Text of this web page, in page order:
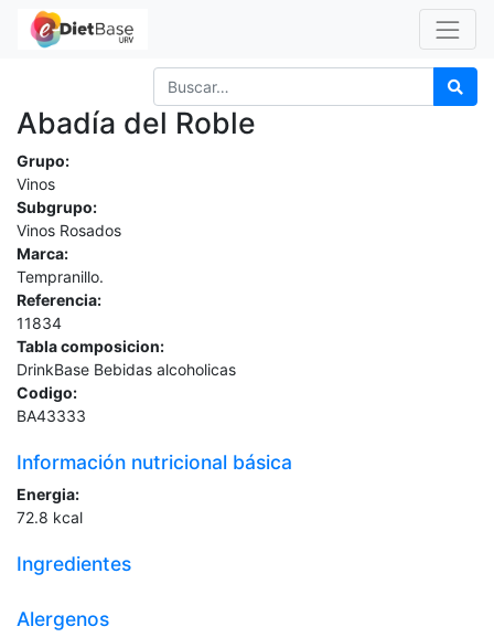
Abadía del Roble
Grupo:
Vinos
Subgrupo:
Vinos Rosados
Marca:
Tempranillo.
Referencia:
11834
Tabla composicion:
DrinkBase Bebidas alcoholicas
Codigo:
BA43333
Información nutricional básica
Energia:
72.8 kcal
Ingredientes
Alergenos